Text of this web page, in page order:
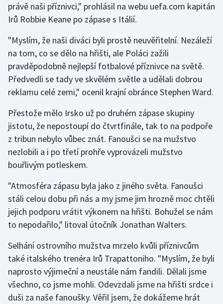
Gymnastika
Jezdectví
Judo
Lezení
Lyže a snowboard
Motorsport
Olympijské hry
Parasport
Plavání
Plážový volejbal
právě naši příznivci," prohlásil na webu uefa.com kapitán
Irů Robbie Keane po zápase s Itálií.
"Myslím, že naši diváci byli prostě neuvěřitelní. Nezáleží
na tom, co se dělo na hřišti, ale Poláci zažili
pravděpodobně nejlepší fotbalové příznivce na světě.
Předvedli se tady ve skvělém světle a udělali dobrou
reklamu celé zemi," ocenil krajní obránce Stephen Ward.
Přestože mělo Irsko už po druhém zápase skupiny
jistotu, že nepostoupí do čtvrtfinále, tak to na podpoře
z tribun nebylo vůbec znát. Fanoušci se na mužstvo
nezlobili a i po třetí prohře vyprovázeli mužstvo
bouřlivým potleskem.
"Atmosféra zápasu byla jako z jiného světa. Fanoušci
stáli celou dobu při nás a my jsme jim hrozně moc chtěli
jejich podporu vrátit výkonem na hřišti. Bohužel se nám
to nepodařilo," litoval útočník Jonathan Walters.
Selhání ostrovního mužstva mrzelo kvůli příznivcům
také italského trenéra Irů Trapattoniho. "Myslím, že byli
naprosto výjimeční a neustále nám fandili. Dělali jsme
všechno, co jsme mohli. Odevzdali jsme na hřišti srdce i
duši za naše fanoušky. Věřil jsem, že dokážeme hrát